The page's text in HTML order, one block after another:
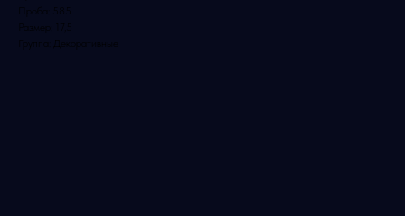
Группа: Декоративные